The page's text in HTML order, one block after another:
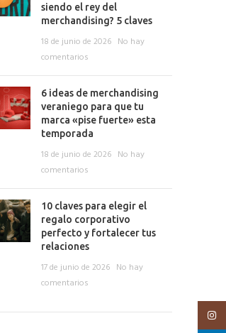
siendo el rey del
merchandising? 5 claves
18 de junio de 2026 No hay
comentarios
6 ideas de merchandising
veraniego para que tu
marca «pise fuerte» esta
temporada
18 de junio de 2026 No hay
comentarios
10 claves para elegir el
regalo corporativo
perfecto y fortalecer tus
relaciones
17 de junio de 2026 No hay
comentarios